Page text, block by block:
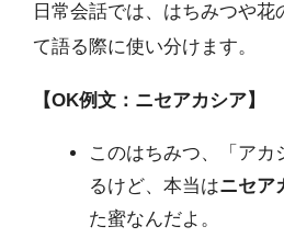
日常会話では、はちみつや花
て語る際に使い分けます。
【OK例文：ニセアカシア】
このはちみつ、「アカ
るけど、本当はニセア
た蜜なんだよ。